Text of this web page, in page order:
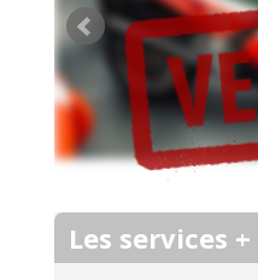
Les services +